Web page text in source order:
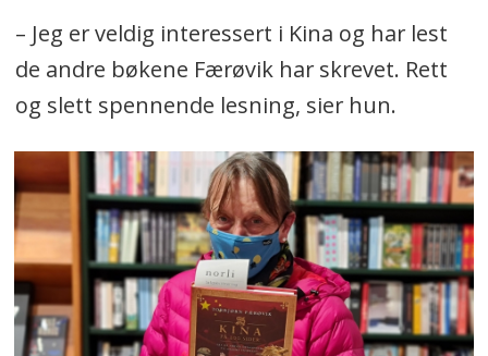
– Jeg er veldig interessert i Kina og har lest
de andre bøkene Færøvik har skrevet. Rett
og slett spennende lesning, sier hun.